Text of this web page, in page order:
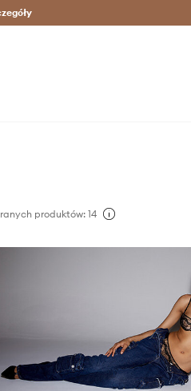
24h >
produktów: 14